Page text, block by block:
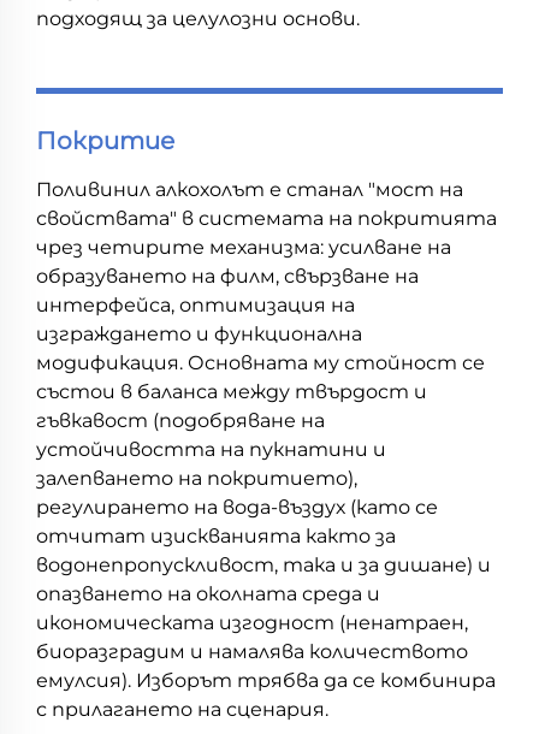
подходящ за целулозни основи.
Покритие
Поливинил алкохолът е станал "мост на
свойствата" в системата на покритията
чрез четирите механизма: усилване на
образуването на филм, свързване на
интерфейса, оптимизация на
изграждането и функционална
модификация. Основната му стойност се
състои в баланса между твърдост и
гъвкавост (подобряване на
устойчивостта на пукнатини и
залепването на покритието),
регулирането на вода-въздух (като се
отчитат изискванията както за
водонепропускливост, така и за дишане) и
опазването на околната среда и
икономическата изгодност (ненатраен,
биоразградим и намалява количеството
емулсия). Изборът трябва да се комбинира
с прилагането на сценария.